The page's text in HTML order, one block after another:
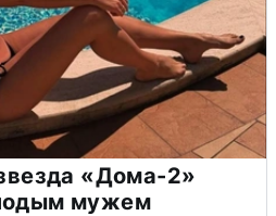
«Дома-2»
мужем